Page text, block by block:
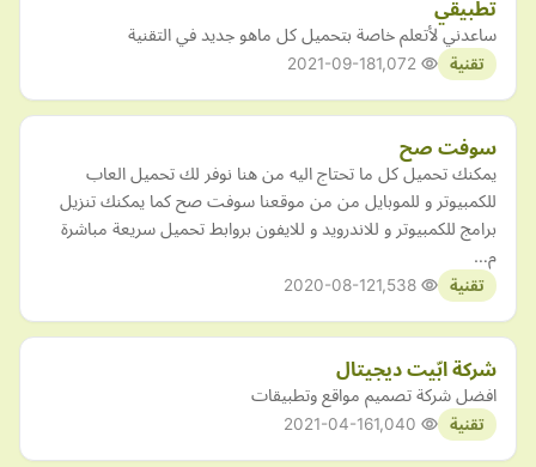
تطبيقي
ساعدني لأتعلم خاصة بتحميل كل ماهو جديد في التقنية
تقنية 2021-09-18
سوفت صح
يمكنك تحميل كل ما تحتاج اليه من هنا نوفر لك تحميل العاب
للكمبيوتر و للموبايل من من موقعنا سوفت صح كما يمكنك تنزيل
برامج للكمبيوتر و للاندرويد و للايفون بروابط تحميل سريعة مباشرة
م…
تقنية 2020-08-12
شركة ابّيت ديجيتال
افضل شركة تصميم مواقع وتطبيقات
تقنية 2021-04-16